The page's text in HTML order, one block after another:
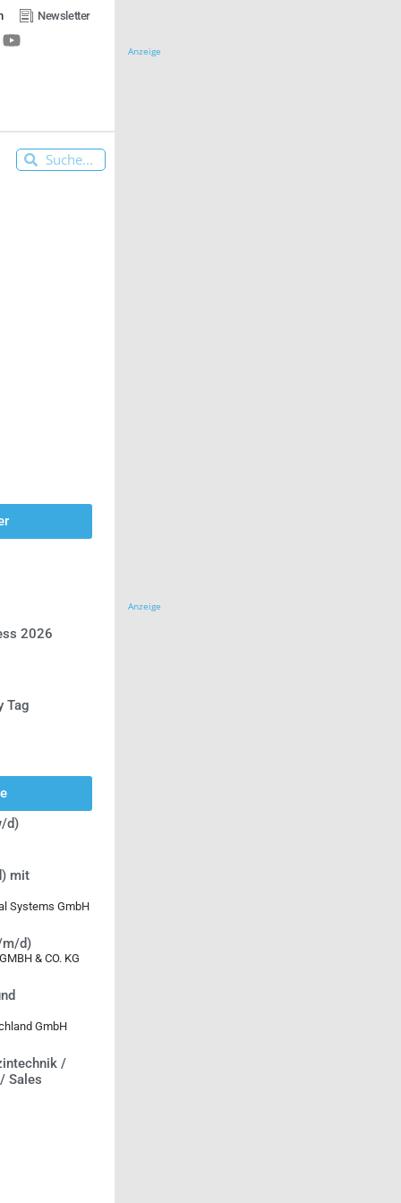
Newsletter
2026
Tag
d)
mit
Systems GmbH
m/d)
& CO. KG
GmbH
/
Sales
Anzeige
Anzeige